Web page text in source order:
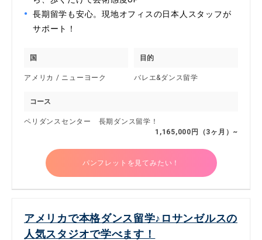
長期留学も安心。現地オフィスの日本人スタッフが
サポート！
国
アメリカ / ニューヨーク
目的
バレエ&ダンス留学
コース
ペリダンスセンター 長期ダンス留学！
1,165,000円（3ヶ月）~
パンフレットを見てみたい！
アメリカで本格ダンス留学♪ロサンゼルスの
人気スタジオで学べます！